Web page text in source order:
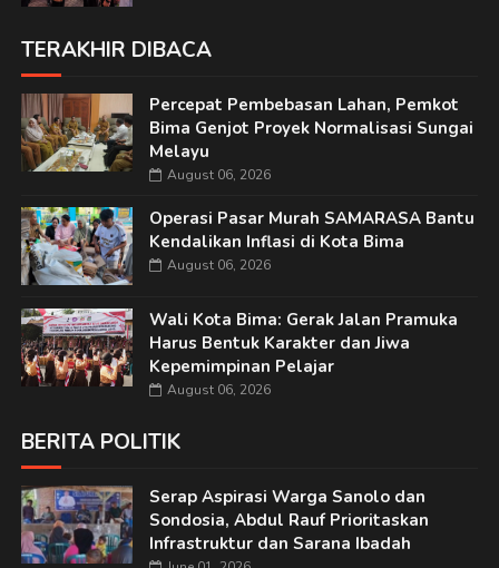
TERAKHIR DIBACA
Percepat Pembebasan Lahan, Pemkot
Bima Genjot Proyek Normalisasi Sungai
Melayu
August 06, 2026
Operasi Pasar Murah SAMARASA Bantu
Kendalikan Inflasi di Kota Bima
August 06, 2026
Wali Kota Bima: Gerak Jalan Pramuka
Harus Bentuk Karakter dan Jiwa
Kepemimpinan Pelajar
August 06, 2026
BERITA POLITIK
Serap Aspirasi Warga Sanolo dan
Sondosia, Abdul Rauf Prioritaskan
Infrastruktur dan Sarana Ibadah